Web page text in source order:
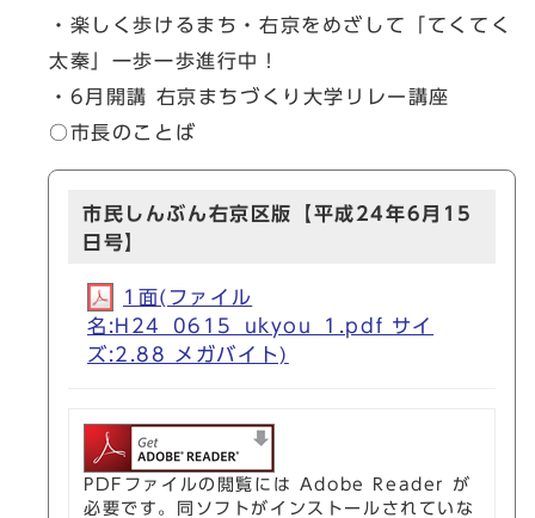
・楽しく歩けるまち・右京をめざして「てくてく
太秦」一歩一歩進行中！
・6月開講 右京まちづくり大学リレー講座
○市長のことば
市民しんぶん右京区版【平成24年6月15
日号】
1面(ファイル
名:H24_0615_ukyou_1.pdf サイ
ズ:2.88 メガバイト)
PDFファイルの閲覧には Adobe Reader が
必要です。同ソフトがインストールされていな